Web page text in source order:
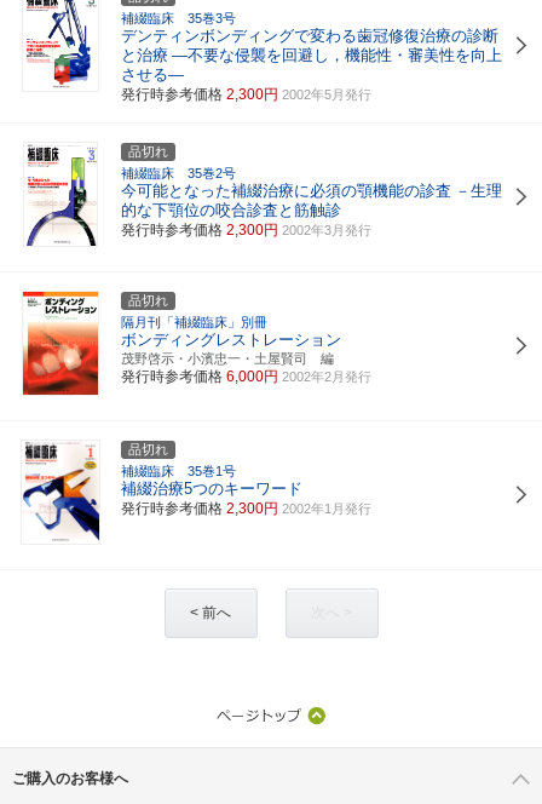
補綴臨床 35巻3号
デンティンボンディングで変わる歯冠修復治療の診断
と治療 ―不要な侵襲を回避し，機能性・審美性を向上
させる―
発行時参考価格 2,300円 2002年5月発行
品切れ
補綴臨床 35巻2号
今可能となった補綴治療に必須の顎機能の診査 －生理
的な下顎位の咬合診査と筋触診
発行時参考価格 2,300円 2002年3月発行
品切れ
隔月刊「補綴臨床」別冊
ボンディングレストレーション
茂野啓示・小濱忠一・土屋賢司 編
発行時参考価格 6,000円 2002年2月発行
品切れ
補綴臨床 35巻1号
補綴治療5つのキーワード
発行時参考価格 2,300円 2002年1月発行
< 前へ
ご購入のお客様へ